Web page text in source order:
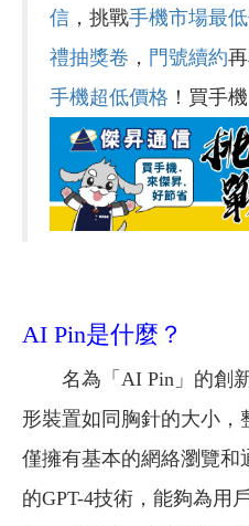
信 ，挑戰手機市場最
禮抽獎卷 ， 門號續約
手機超低價格 ！買手
AI Pin是什麼？
名為「AI Pin」的創
形裝置如同胸針的大小，
僅擁有基本的網絡瀏覽和
的GPT-4技術，能夠為用